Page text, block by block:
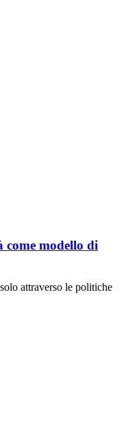
modello di
attraverso le politiche